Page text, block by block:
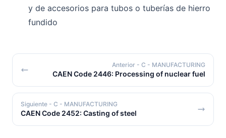
y de accesorios para tubos o tuberías de hierro
fundido
Anterior - C - MANUFACTURING
CAEN Code 2446: Processing of nuclear fuel
Siguiente - C - MANUFACTURING
CAEN Code 2452: Casting of steel